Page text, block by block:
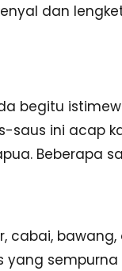
dan
begitu
saus ini acap
Beberapa
cabai,
yang